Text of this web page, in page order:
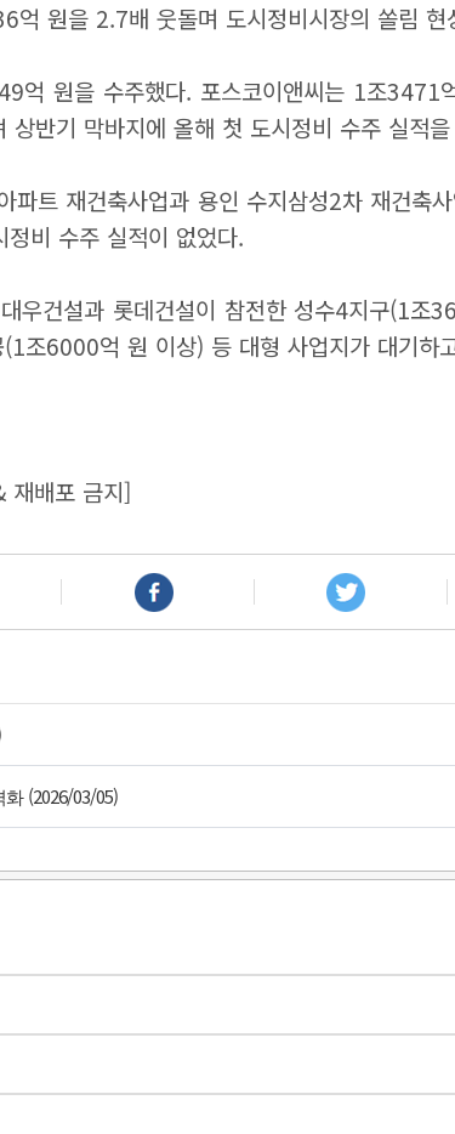
원을 2.7배 웃돌며 도시정비시장의 쏠림 현
억 원을 수주했다. 포스코이앤씨는 1조
반기 막바지에 올해 첫 도시정비 수주 실적
파트 재건축사업과 용인 수지삼성2차 재건
비 수주 실적이 없었다.
우건설과 롯데건설이 참전한 성수4지구(1
조6000억 원 이상) 등 대형 사업지가 대기하
재배포 금지]
화(2026/03/05)